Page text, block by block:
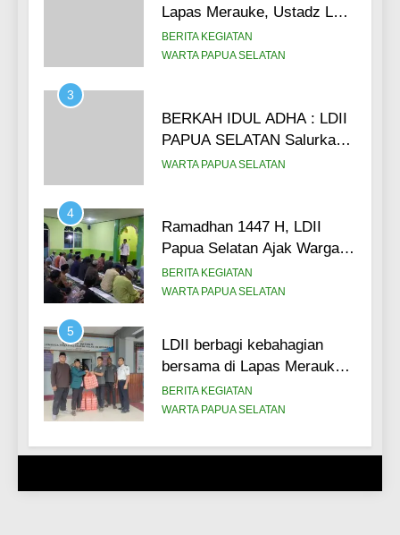
Lapas Merauke, Ustadz LDII
Papua Selatan Pimpin Salat
Ied, Ajak Warga Binaan
BERITA KEGIATAN
WARTA PAPUA SELATAN
3
BERKAH IDUL ADHA : LDII
PAPUA SELATAN Salurkan
3.000 Paket Daging Kurban
WARTA PAPUA SELATAN
4
Ramadhan 1447 H, LDII
Papua Selatan Ajak Warga
Binaan Lapas Merauke untuk
meraih 5 sukses di bulan
BERITA KEGIATAN
WARTA PAPUA SELATAN
5
LDII berbagi kebahagian
bersama di Lapas Merauke,
Bagikan 100 paket takjil bagi
warga binaan.
BERITA KEGIATAN
WARTA PAPUA SELATAN
6